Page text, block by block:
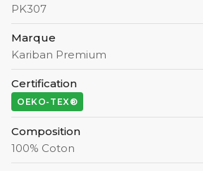
PK307
Marque
Kariban Premium
Certification
OEKO-TEX®
Composition
100% Coton